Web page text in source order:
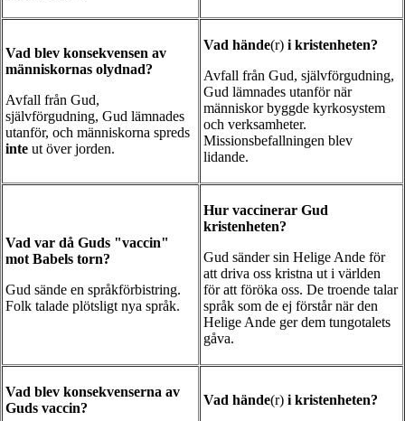
Vad blev konsekvensen av
människornas olydnad?
Avfall från Gud,
självförgudning, Gud lämnades
utanför, och människorna spreds
inte ut över jorden.
Vad hände(r) i kristenheten?
Avfall från Gud, självförgudning,
Gud lämnades utanför när
människor byggde kyrkosystem
och verksamheter.
Missionsbefallningen blev
lidande.
Vad var då Guds "vaccin"
mot Babels torn?
Gud sände en språkförbistring.
Folk talade plötsligt nya språk.
Hur vaccinerar Gud
kristenheten?
Gud sänder sin Helige Ande för
att driva oss kristna ut i världen
för att föröka oss. De troende talar
språk som de ej förstår när den
Helige Ande ger dem tungotalets
gåva.
Vad blev konsekvenserna av
Guds vaccin?
Vad hände(r) i kristenheten?